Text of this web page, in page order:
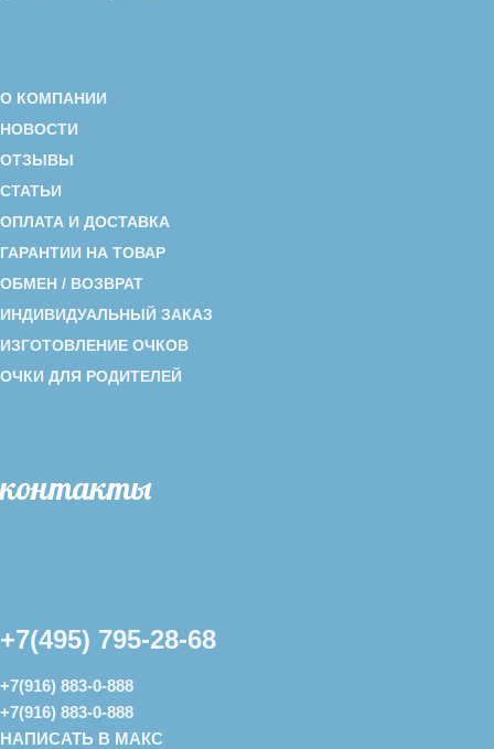
О КОМПАНИИ
НОВОСТИ
ОТЗЫВЫ
СТАТЬИ
ОПЛАТА И ДОСТАВКА
ГАРАНТИИ НА ТОВАР
ОБМЕН / ВОЗВРАТ
ИНДИВИДУАЛЬНЫЙ ЗАКАЗ
ИЗГОТОВЛЕНИЕ ОЧКОВ
ОЧКИ ДЛЯ РОДИТЕЛЕЙ
контакты
+7(495) 795-28-68
+7(916) 883-0-888
+7(916) 883-0-888
НАПИСАТЬ В МАКС